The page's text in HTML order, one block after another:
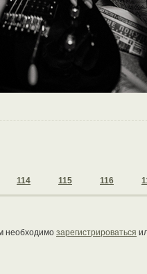
114 115 116
необходимо зарегистрироваться